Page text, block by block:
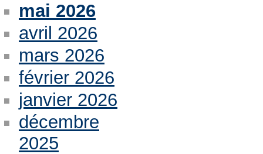
mai 2026
avril 2026
mars 2026
février 2026
janvier 2026
décembre
2025